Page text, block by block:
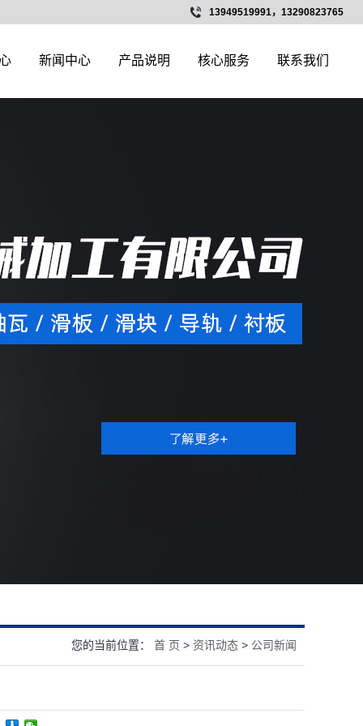
13949519991，13290823765
新闻中心 产品说明 核心服务 联系我们
您的当前位置： 首 页 > 资讯动态 > 公司新闻